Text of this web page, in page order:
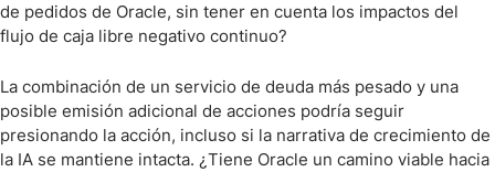
de pedidos de Oracle, sin tener en cuenta los impactos del
flujo de caja libre negativo continuo?
La combinación de un servicio de deuda más pesado y una
posible emisión adicional de acciones podría seguir
presionando la acción, incluso si la narrativa de crecimiento de
la IA se mantiene intacta. ¿Tiene Oracle un camino viable hacia